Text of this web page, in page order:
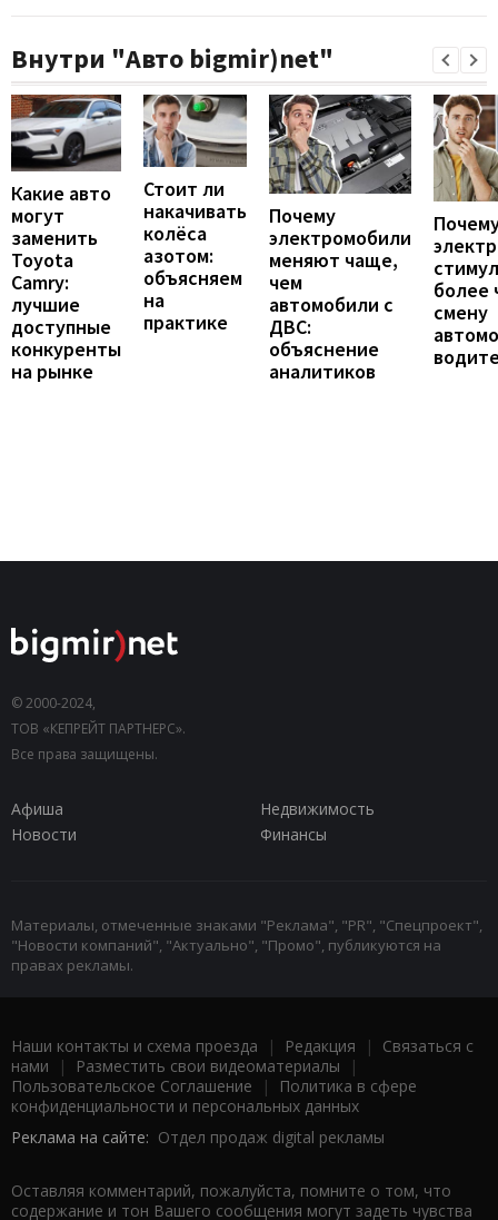
Внутри "Авто bigmir)net"
Какие авто
могут
заменить
Toyota
Camry:
лучшие
доступные
конкуренты
на рынке
Стоит ли
накачивать
колёса
азотом:
объясняем
на
практике
Почему
электромобили
меняют чаще,
чем
автомобили с
ДВС:
объяснение
аналитиков
более
смену
© 2000-2024,
ТОВ «КЕПРЕЙТ ПАРТНЕРС».
Все права защищены.
Афиша
Недвижимость
Новости
Финансы
Материалы, отмеченные знаками "Реклама", "PR", "Спецпроект",
"Новости компаний", "Актуально", "Промо", публикуются на
правах рекламы.
Наши контакты и схема проезда | Редакция | Связаться с
нами | Разместить свои видеоматериалы |
Пользовательское Соглашение |
Политика в сфере
конфиденциальности и персональных данных
Реклама на сайте: Отдел продаж digital рекламы
Оставляя комментарий, пожалуйста, помните о том, что
содержание и тон Вашего сообщения могут задеть чувства